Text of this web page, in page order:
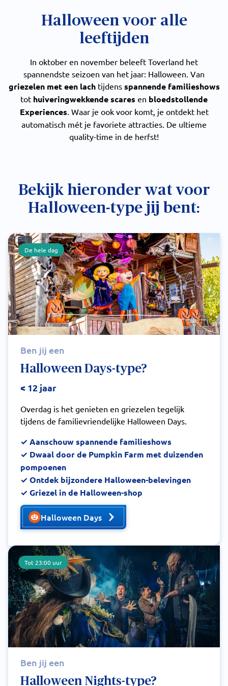
Halloween voor alle
leeftijden
In oktober en november beleeft Toverland het
spannendste seizoen van het jaar: Halloween. Van
griezelen met een lachtijdens spannende familieshows
tot huiveringwekkende scares en bloedstollende
Experiences. Waar je ook voor komt, je ontdekt het
automatisch mét je favoriete attracties. De ultieme
quality-time in de herfst!
Bekijk hieronder wat voor
Halloween-type jij bent:
De hele dag
Ben jij een
Halloween Days-type?
< 12 jaar
Overdag is het genieten en griezelen tegelijk
tijdens de familievriendelijke Halloween Days.
✓ Aanschouw spannende familieshows
✓ Dwaal door de Pumpkin Farm met duizenden
pompoenen
✓ Ontdek bijzondere Halloween-belevingen
✓ Griezel in de Halloween-shop
Halloween Days
Tot 23:00 uur
Ben jij een
Halloween Nights-type?